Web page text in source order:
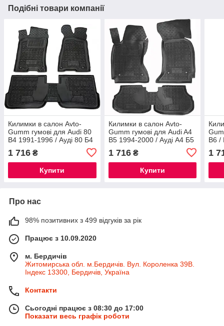
Подібні товари компанії
Килимки в салон Avto-
Gumm гумові для Audi 80
B4 1991-1996 / Ауді 80 Б4
1 716 ₴
Купити
Килимки в салон Avto-
Gumm гумові для Audi A4
B5 1994-2000 / Ауді А4 Б5
1 716₴
Купити
B6 /
1
Про нас
98% позитивних з 499 відгуків за рік
Працює з 10.09.2020
м. Бердичів
Житомирська обл. м.Бердичів. Вул. Короленка 39В.
Індекс 13300, Бердичів, Україна
Контакти
Сьогодні працює з 08:30 до 17:00
Показати весь графік роботи